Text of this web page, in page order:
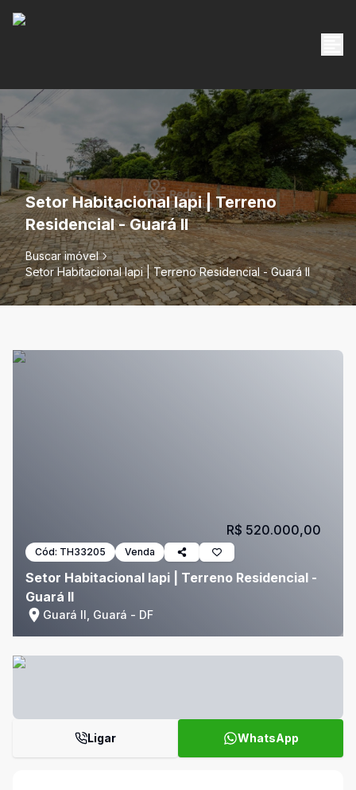
Setor Habitacional Iapi | Terreno
Residencial - Guará II
Buscar imóvel
Setor Habitacional Iapi | Terreno Residencial - Guará II
Cód: TH33205 Venda
Setor Habitacional Iapi | Terreno Residencial -
Guará II
Guará II, Guará - DF
R$ 520.000,00
Ligar WhatsApp